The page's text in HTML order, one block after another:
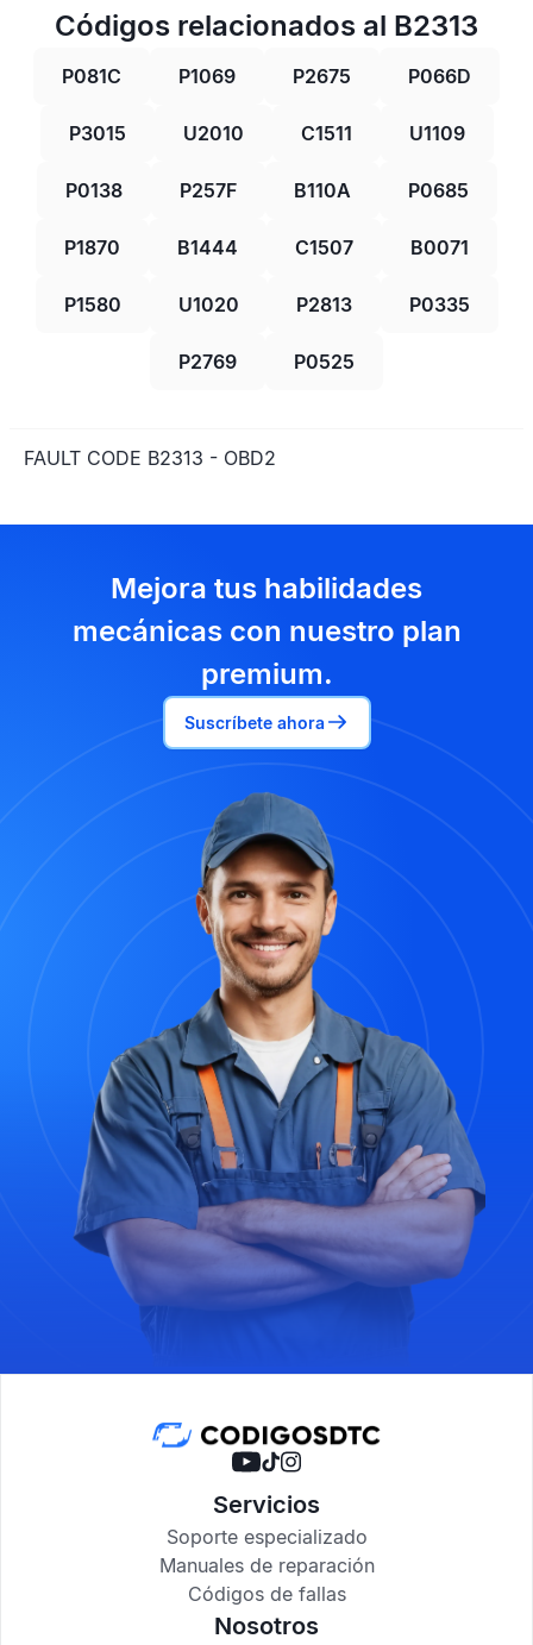
Códigos relacionados al B2313
P081C P1069 P2675 P066D
P3015 U2010 C1511 U1109
P0138 P257F B110A P0685
P1870 B1444 C1507 B0071
P1580 U1020 P2813 P0335
P2769 P0525
FAULT CODE B2313 - OBD2
Mejora tus habilidades
mecánicas con nuestro plan
premium.
Suscríbete ahora
Servicios
Soporte especializado
Manuales de reparación
Códigos de fallas
Nosotros